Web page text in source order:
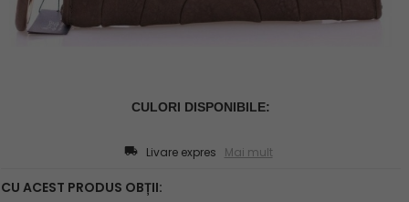
Livare expres Mai mult